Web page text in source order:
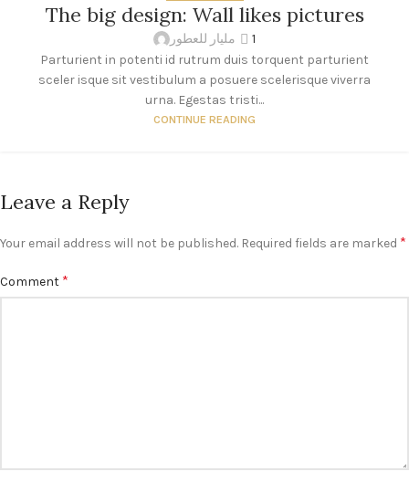
The big design: Wall likes pictures
مليار للعطور
1
Parturient in potenti id rutrum duis torquent parturient
sceler isque sit vestibulum a posuere scelerisque viverra
urna. Egestas tristi...
CONTINUE READING
Leave a Reply
Your email address will not be published. Required fields are marked *
Comment *